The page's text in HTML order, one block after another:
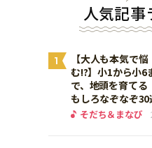
人気記事
1
【大人も本気で悩
む!?】小1から小6
で、地頭を育てる
もしろなぞなぞ30
そだち＆まなび